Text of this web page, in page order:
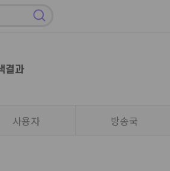
결과
사용자 방송국